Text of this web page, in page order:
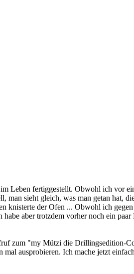
Leben fertiggestellt. Obwohl ich vor
sieht gleich, was man getan hat,
knisterte der Ofen ... Obwohl ich
aber trotzdem vorher noch ein
zum "my Mützi die Drillingsedition-
ausprobieren. Ich mache jetzt